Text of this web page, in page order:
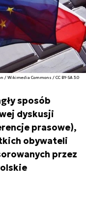
/ Wikimedia Commons / CC BY-SA 3.0
sposób
dyskusji
prasowe),
obywateli
przez